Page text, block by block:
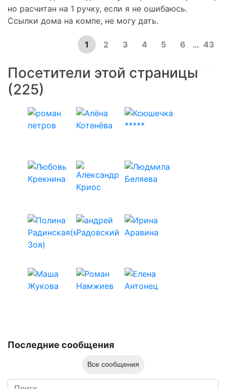
но расчитан на 1 ручку, если я не ошибаюсь.
Ссылки дома на компе, не могу дать.
1 2 3 4 5 6 ... 43
Посетители этой страницы
(225)
Последние сообщения
Все сообщения